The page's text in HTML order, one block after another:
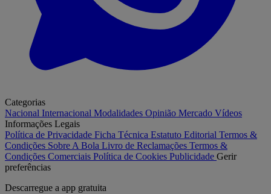
Categorias
Nacional Internacional Modalidades Opinião Mercado Vídeos
Informações Legais
Política de Privacidade Ficha Técnica Estatuto Editorial Termos &
Condições Sobre A Bola Livro de Reclamações Termos &
Condições Comerciais Política de Cookies Publicidade Gerir
preferências
Descarregue a app gratuita